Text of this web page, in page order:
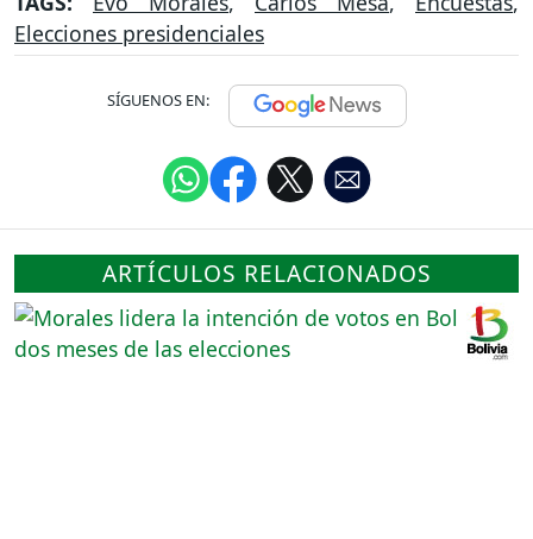
Elecciones presidenciales
SÍGUENOS EN:
ARTÍCULOS RELACIONADOS